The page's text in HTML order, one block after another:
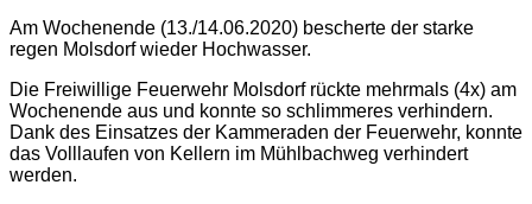
Am Wochenende (13./14.06.2020) bescherte der starke
regen Molsdorf wieder Hochwasser.
Die Freiwillige Feuerwehr Molsdorf rückte mehrmals (4x) am
Wochenende aus und konnte so schlimmeres verhindern.
Dank des Einsatzes der Kammeraden der Feuerwehr, konnte
das Volllaufen von Kellern im Mühlbachweg verhindert
werden.